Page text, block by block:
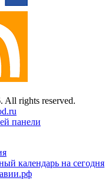
rights reserved.
панели
календарь на сегодня